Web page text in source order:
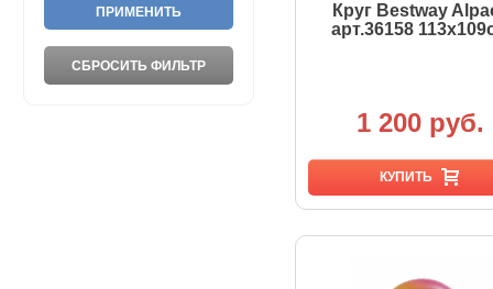
Круг Bestway
арт.36158
1 200 руб.
КУПИТЬ